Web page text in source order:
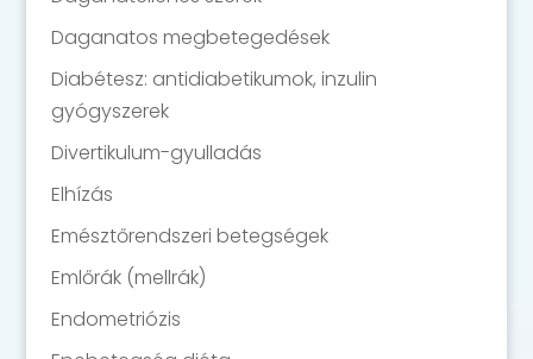
Daganatos megbetegedések
Diabétesz: antidiabetikumok, inzulin
gyógyszerek
Divertikulum-gyulladás
Elhízás
Emésztőrendszeri betegségek
Emlőrák (mellrák)
Endometriózis